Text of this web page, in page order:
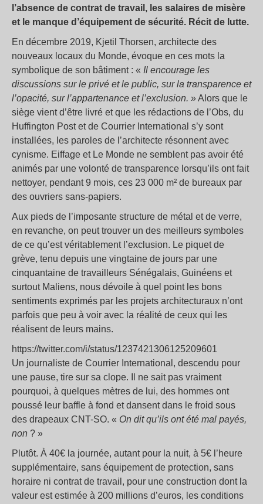
l’absence de contrat de travail, les salaires de misère
et le manque d’équipement de sécurité. Récit de lutte.
En décembre 2019, Kjetil Thorsen, architecte des
nouveaux locaux du Monde, évoque en ces mots la
symbolique de son bâtiment : « Il encourage les
discussions sur le privé et le public, sur la transparence et
l’opacité, sur l’appartenance et l’exclusion. » Alors que le
siège vient d’être livré et que les rédactions de l’Obs, du
Huffington Post et de Courrier International s’y sont
installées, les paroles de l’architecte résonnent avec
cynisme. Eiffage et Le Monde ne semblent pas avoir été
animés par une volonté de transparence lorsqu’ils ont fait
nettoyer, pendant 9 mois, ces 23 000 m² de bureaux par
des ouvriers sans-papiers.
Aux pieds de l’imposante structure de métal et de verre,
en revanche, on peut trouver un des meilleurs symboles
de ce qu’est véritablement l’exclusion. Le piquet de
grève, tenu depuis une vingtaine de jours par une
cinquantaine de travailleurs Sénégalais, Guinéens et
surtout Maliens, nous dévoile à quel point les bons
sentiments exprimés par les projets architecturaux n’ont
parfois que peu à voir avec la réalité de ceux qui les
réalisent de leurs mains.
https://twitter.com/i/status/1237421306125209601
Un journaliste de Courrier International, descendu pour
une pause, tire sur sa clope. Il ne sait pas vraiment
pourquoi, à quelques mètres de lui, des hommes ont
poussé leur baffle à fond et dansent dans le froid sous
des drapeaux CNT-SO. « On dit qu’ils ont été mal payés,
non ? »
Plutôt. À 40€ la journée, autant pour la nuit, à 5€ l’heure
supplémentaire, sans équipement de protection, sans
horaire ni contrat de travail, pour une construction dont la
valeur est estimée à 200 millions d’euros, les conditions